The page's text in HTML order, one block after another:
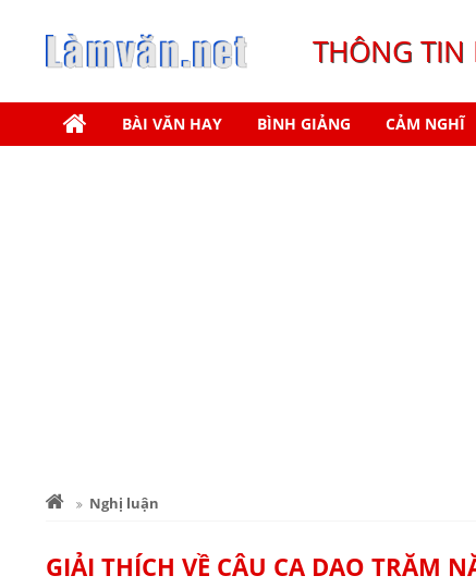
THÔNG TIN
BÀI VĂN HAY BÌNH GIẢNG CẢM NGHĨ
Nghị luận
GIẢI THÍCH VỀ CÂU CA DAO TRĂM